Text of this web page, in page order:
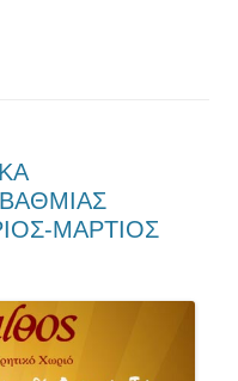
ΜΑΡΤΙΟΣ